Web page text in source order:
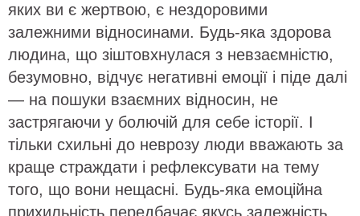
яких ви є жертвою, є нездоровими
залежними відносинами. Будь-яка здорова
людина, що зіштовхнулася з невзаємністю,
безумовно, відчує негативні емоції і піде далі
— на пошуки взаємних відносин, не
застрягаючи у болючій для себе історії. І
тільки схильні до неврозу люди вважають за
краще страждати і рефлексувати на тему
того, що вони нещасні. Будь-яка емоційна
прихильність передбачає якусь залежність,